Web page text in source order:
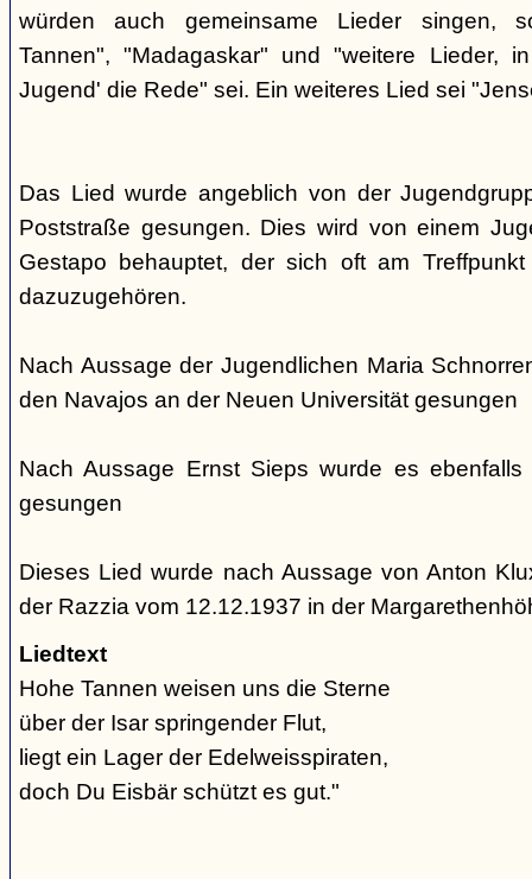
würden auch gemeinsame Lieder singen,
Tannen", "Madagaskar" und "weitere Lieder,
Jugend' die Rede" sei. Ein weiteres Lied sei
Das Lied wurde angeblich von der
Poststraße gesungen. Dies wird von einem
Gestapo behauptet, der sich oft am
dazuzugehören.
Nach Aussage der Jugendlichen Maria
den Navajos an der Neuen Universität gesungen
Nach Aussage Ernst Sieps wurde es
gesungen
Dieses Lied wurde nach Aussage von Anton
der Razzia vom 12.12.1937 in der
Liedtext
Hohe Tannen weisen uns die Sterne
über der Isar springender Flut,
liegt ein Lager der Edelweisspiraten,
doch Du Eisbär schützt es gut."